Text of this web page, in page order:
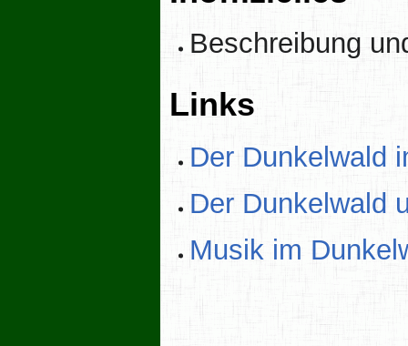
Beschreibung
Links
Der Dunkelwald
Der Dunkelwald
Musik im